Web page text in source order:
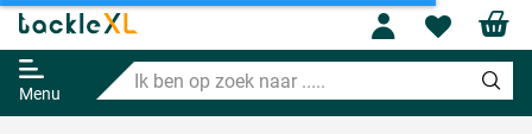
Menu
Ik
ben
op
Profile
Carp Zoom Rig Box
Adviesprijs
9.95
6.95